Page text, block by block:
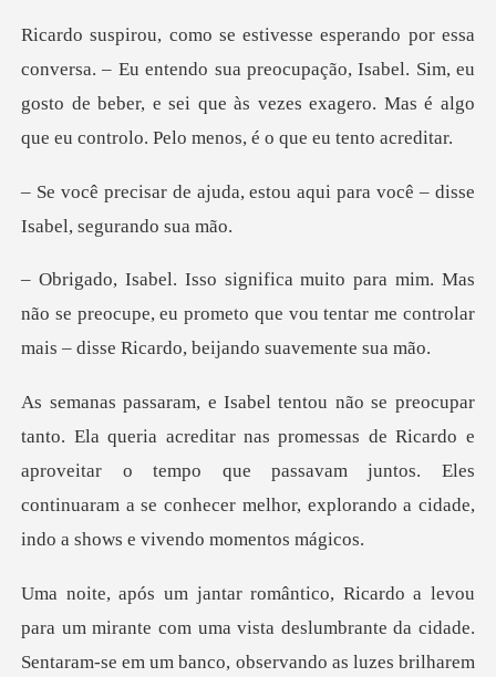
ndo sua preocupação, Isabel. Sim, eu
gosto de beber, e sei que às vezes ex
estou aqui para você – diss
s
não se preocupe, eu prometo que vou tentar me contr
as promessas de Ricardo e
aproveitar o tempo que passavam juntos. Eles
continuaram
um mirante com uma vista deslumbrante da cidade.
Sentaram-